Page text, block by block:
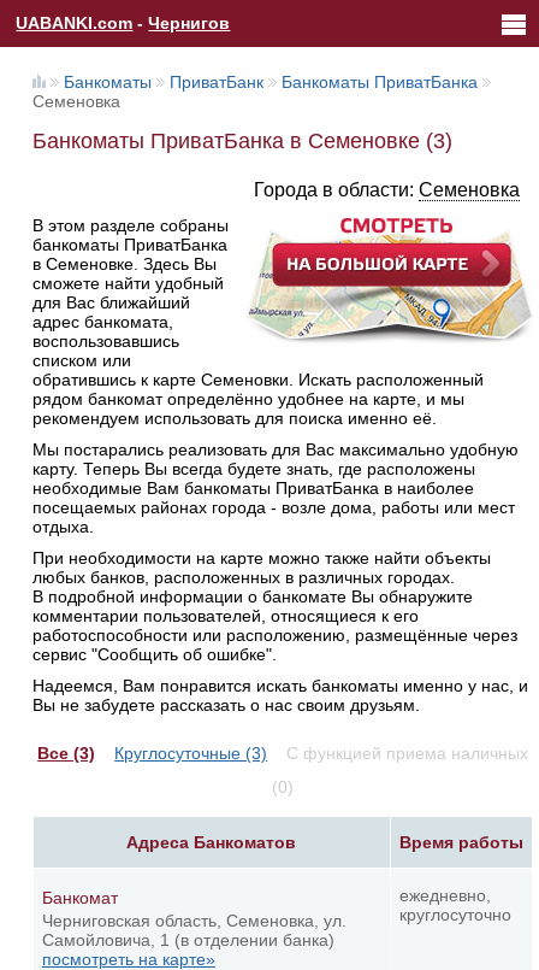
UABANKI.com -Чернигов
Банкоматы ПриватБанк
Банкоматы ПриватБанка
Семеновка
Банкоматы ПриватБанка в Семеновке (3)
Города в области: Семеновка
В этом разделе собраны
банкоматы ПриватБанка
в Семеновке. Здесь Вы
сможете найти удобный
для Вас ближайший
адрес банкомата,
воспользовавшись
списком или
обратившись к карте Семеновки. Искать расположенный
рядом банкомат определённо удобнее на карте, и мы
рекомендуем использовать для поиска именно её.
Мы постарались реализовать для Вас максимально удобную
карту. Теперь Вы всегда будете знать, где расположены
необходимые Вам банкоматы ПриватБанка в наиболее
посещаемых районах города - возле дома, работы или мест
отдыха.
При необходимости на карте можно также найти объекты
любых банков, расположенных в различных городах.
В подробной информации о банкомате Вы обнаружите
комментарии пользователей, относящиеся к его
работоспособности или расположению, размещённые через
сервис "Сообщить об ошибке".
Надеемся, Вам понравится искать банкоматы именно у нас, и
Вы не забудете рассказать о нас своим друзьям.
Все (3) Круглосуточные (3)
С функцией приема наличных
(0)
Адреса Банкоматов Время работы
Банкомат
Черниговская область, Семеновка, ул.
Самойловича, 1 (в отделении банка)
посмотреть на карте»
ежедневно,
круглосуточно